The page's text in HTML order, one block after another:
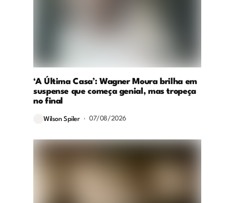
‘A Última Casa’: Wagner Moura brilha em
suspense que começa genial, mas tropeça
no final
Wilson Spiler 07/08/2026